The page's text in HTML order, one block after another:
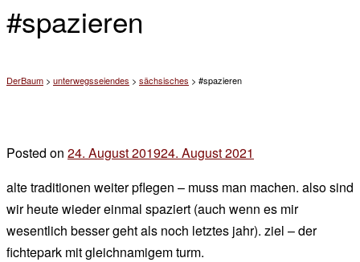
#spazieren
DerBaum > unterwegsseiendes > sächsisches > #spazieren
Posted on 24. August 201924. August 2021
chef
alte traditionen weiter pflegen – muss man machen. also sind
wir heute wieder einmal spaziert (auch wenn es mir
wesentlich besser geht als noch letztes jahr). ziel – der
fichtepark mit gleichnamigem turm.